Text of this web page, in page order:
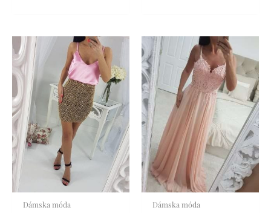
Dámska móda Dámska móda